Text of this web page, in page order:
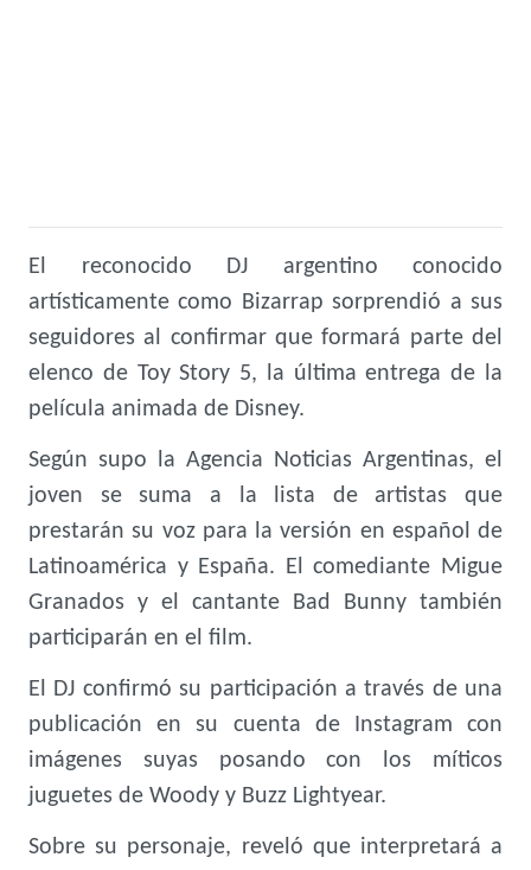
El reconocido DJ argentino conocido
artísticamente como Bizarrap sorprendió a sus
seguidores al confirmar que formará parte del
elenco de Toy Story 5, la última entrega de la
película animada de Disney.
Según supo la Agencia Noticias Argentinas, el
joven se suma a la lista de artistas que
prestarán su voz para la versión en español de
Latinoamérica y España. El comediante Migue
Granados y el cantante Bad Bunny también
participarán en el film.
El DJ confirmó su participación a través de una
publicación en su cuenta de Instagram con
imágenes suyas posando con los míticos
juguetes de Woody y Buzz Lightyear.
Sobre su personaje, reveló que interpretará a